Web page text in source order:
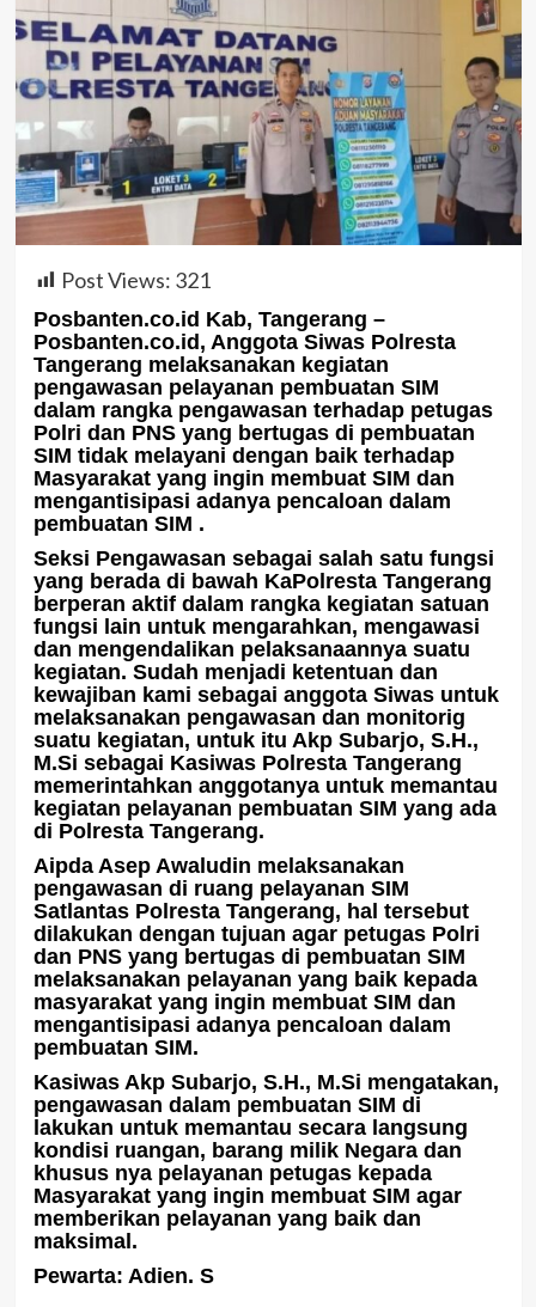
Post Views: 321
Posbanten.co.id Kab, Tangerang –
Posbanten.co.id, Anggota Siwas Polresta
Tangerang melaksanakan kegiatan
pengawasan pelayanan pembuatan SIM
dalam rangka pengawasan terhadap petugas
Polri dan PNS yang bertugas di pembuatan
SIM tidak melayani dengan baik terhadap
Masyarakat yang ingin membuat SIM dan
mengantisipasi adanya pencaloan dalam
pembuatan SIM .
Seksi Pengawasan sebagai salah satu fungsi
yang berada di bawah KaPolresta Tangerang
berperan aktif dalam rangka kegiatan satuan
fungsi lain untuk mengarahkan, mengawasi
dan mengendalikan pelaksanaannya suatu
kegiatan. Sudah menjadi ketentuan dan
kewajiban kami sebagai anggota Siwas untuk
melaksanakan pengawasan dan monitorig
suatu kegiatan, untuk itu Akp Subarjo, S.H.,
M.Si sebagai Kasiwas Polresta Tangerang
memerintahkan anggotanya untuk memantau
kegiatan pelayanan pembuatan SIM yang ada
di Polresta Tangerang.
Aipda Asep Awaludin melaksanakan
pengawasan di ruang pelayanan SIM
Satlantas Polresta Tangerang, hal tersebut
dilakukan dengan tujuan agar petugas Polri
dan PNS yang bertugas di pembuatan SIM
melaksanakan pelayanan yang baik kepada
masyarakat yang ingin membuat SIM dan
mengantisipasi adanya pencaloan dalam
pembuatan SIM.
Kasiwas Akp Subarjo, S.H., M.Si mengatakan,
pengawasan dalam pembuatan SIM di
lakukan untuk memantau secara langsung
kondisi ruangan, barang milik Negara dan
khusus nya pelayanan petugas kepada
Masyarakat yang ingin membuat SIM agar
memberikan pelayanan yang baik dan
maksimal.
Pewarta: Adien. S